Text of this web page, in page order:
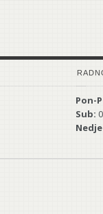
Pon-
Sub: